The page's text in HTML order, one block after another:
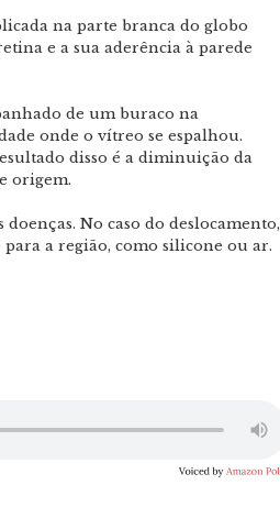
na parte branca do globo
e a sua aderência à parede
de um buraco na
onde o vítreo se espalhou.
disso é a diminuição da
origem.
No caso do deslocamento,
a região, como silicone ou ar.